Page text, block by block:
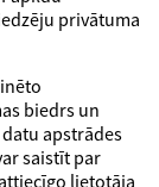
privātuma
biedrs un
apstrādes
saistīt par
lietotāja